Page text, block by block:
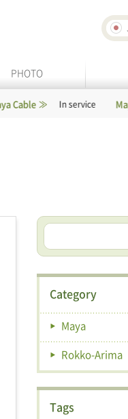
PHOTO
In service Maya Ropeway
Category
Maya
Rokko-Arima
Tags